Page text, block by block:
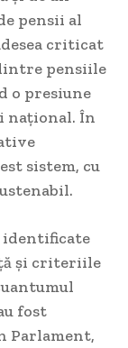
pensii al
criticat
pensiile
o presiune
național. În
sistem, cu
și criteriile
fost
Parlament,